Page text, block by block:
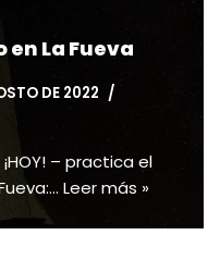
La Fueva
DE 2022
– practica el
Leer más »